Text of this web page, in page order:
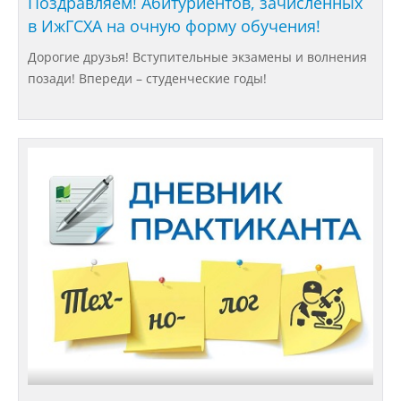
Федеральные документы
Условия труда на рабочих местах
Закупки
Учебный процесс
Защита персональных данных
Информация о проверках
Учетная политика
в ИжГСХА на очную форму обучения!
Дорогие друзья! Вступительные экзамены и волнения
позади! Впереди – студенческие годы!